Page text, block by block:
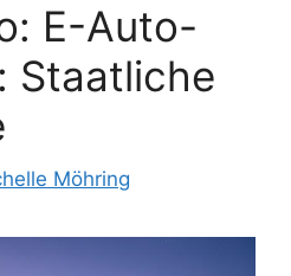
E-Auto-
Staatliche
Möhring